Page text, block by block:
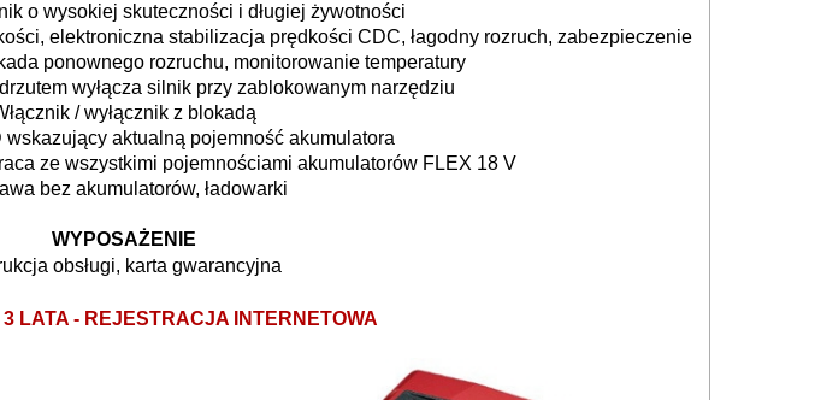
o wysokiej skuteczności i długiej żywotności
elektroniczna stabilizacja prędkości CDC, łagodny rozruch, zabezpieczenie
ponownego rozruchu, monitorowanie temperatury
wyłącza silnik przy zablokowanym narzędziu
/ wyłącznik z blokadą
aktualną pojemność akumulatora
ze wszystkimi pojemnościami akumulatorów FLEX 18 V
bez akumulatorów, ładowarki
WYPOSAŻENIE
obsługi, karta gwarancyjna
3 LATA - REJESTRACJA INTERNETOWA